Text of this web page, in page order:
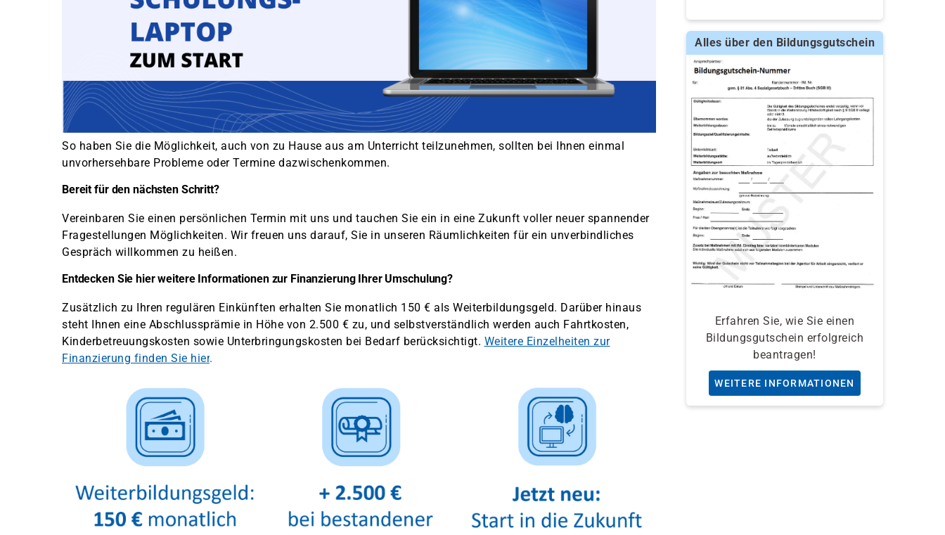
So haben Sie die Möglichkeit, auch von zu Hause aus am Unterricht teilzunehmen, sollten bei Ihnen einmal
unvorhersehbare Probleme oder Termine dazwischenkommen.
Bereit für den nächsten Schritt?
Vereinbaren Sie einen persönlichen Termin mit uns und tauchen Sie ein in eine Zukunft voller neuer spannender
Fragestellungen Möglichkeiten. Wir freuen uns darauf, Sie in unseren Räumlichkeiten für ein unverbindliches
Gespräch willkommen zu heißen.
Entdecken Sie hier weitere Informationen zur Finanzierung Ihrer Umschulung?
Zusätzlich zu Ihren regulären Einkünften erhalten Sie monatlich 150 € als Weiterbildungsgeld. Darüber hinaus
steht Ihnen eine Abschlussprämie in Höhe von 2.500 € zu, und selbstverständlich werden auch Fahrtkosten,
Kinderbetreuungskosten sowie Unterbringungskosten bei Bedarf berücksichtigt. Weitere Einzelheiten zur
Finanzierung finden Sie hier.
Alles über den Bildungsgutschein
Erfahren Sie, wie Sie einen
Bildungsgutschein erfolgreich
beantragen!
WEITERE INFORMATIONEN